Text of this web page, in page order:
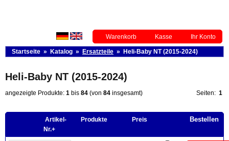
Warenkorb Kasse Ihr Konto
Startseite » Katalog » Ersatzteile » Heli-Baby NT (2015-2024)
Heli-Baby NT (2015-2024)
Seiten: 1
angezeigte Produkte: 1 bis 84 (von 84 insgesamt)
Artikel-
Nr.+
Produkte Preis Bestellen